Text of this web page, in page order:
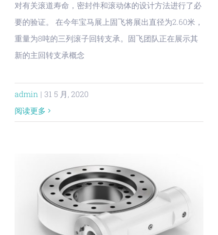
对有关滚道寿命，密封件和滚动体的设计方法进行了必
要的验证。 在今年宝马展上固飞将展出直径为2.60米，
重量为8吨的三列滚子回转支承。固飞团队正在展示其
新的主回转支承概念
admin | 31 5 月, 2020
阅读更多